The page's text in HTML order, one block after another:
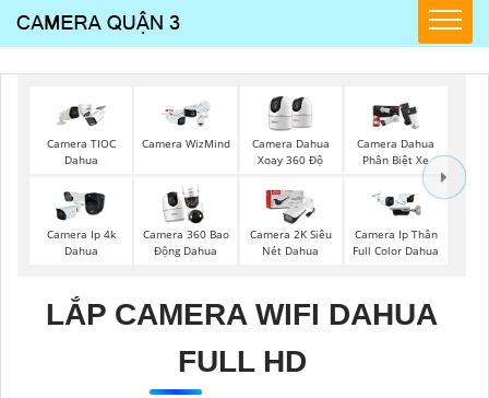
Camera TIOC
Dahua
Camera WizMind
Camera Dahua
Xoay 360 Độ
Camera Dahua
Phân Biệt Xe
Camera Ip 4k
Dahua
Camera 360 Bao
Động Dahua
Camera 2K Siêu
Nét Dahua
Camera Ip Thân
Full Color Dahua
LẮP CAMERA WIFI DAHUA
FULL HD